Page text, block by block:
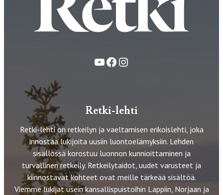
YouTube
FacebookInstagram
Retki-lehti
Retki-lehti on retkeilyn ja vaeltamisen erikoislehti, joka
innostaa lukijoita uusiin luontoelämyksiin. Lehden
sisällössä korostuu luonnon kunnioittaminen ja
turvallinen retkeily. Retkeilytaidot, uudet varusteet ja
kiinnostavat kohteet ovat meille tärkeää sisältöä.
Viemme lukijat usein kansallispuistoihin Lappiin, Norjaan ja